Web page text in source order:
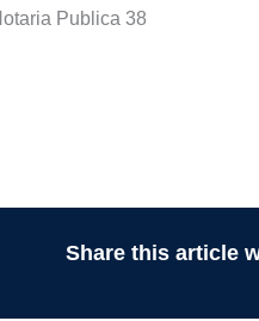
Publica 38
Share this article